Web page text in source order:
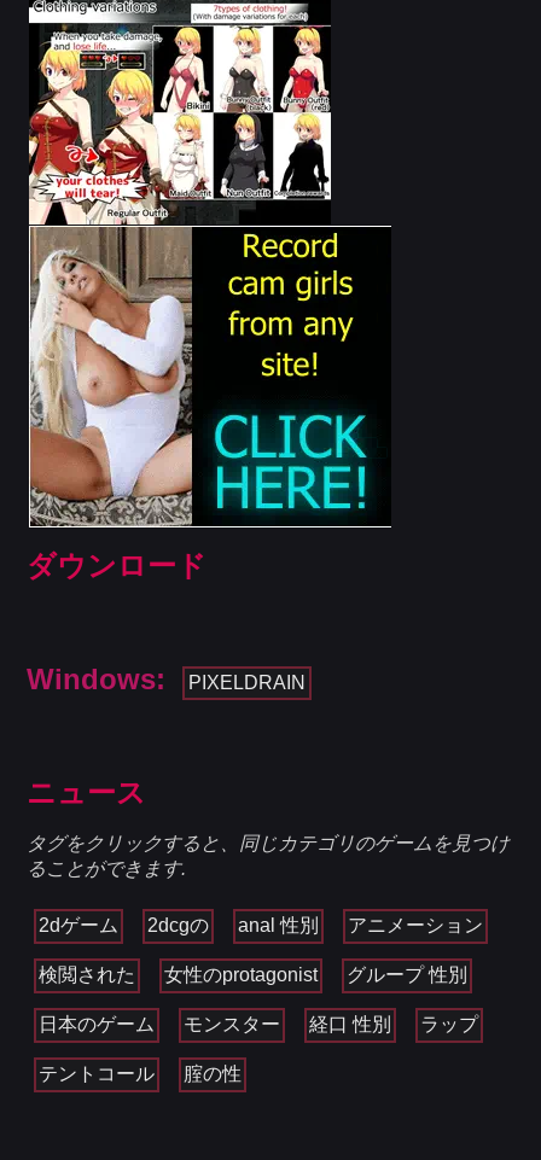
ダウンロード
Windows: PIXELDRAIN
ニュース
タグをクリックすると、同じカテゴリのゲームを見つけ
ることができます.
2dゲーム 2dcgの anal 性別 アニメーション
検閲された 女性のprotagonist グループ 性別
日本のゲーム モンスター 経口 性別 ラップ
テントコール 腟の性